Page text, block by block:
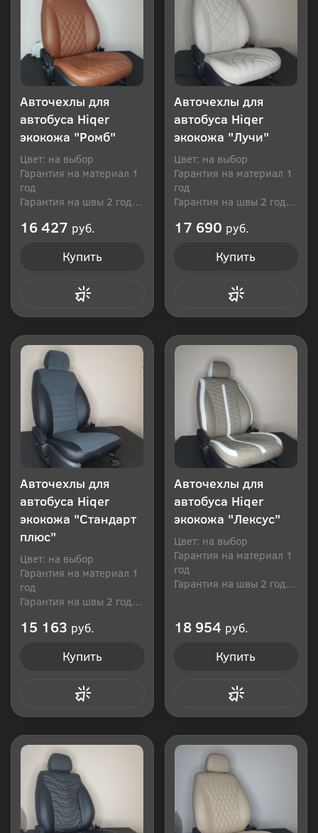
Авточехлы для
автобуса Hiqer
экокожа "Ромб"
Цвет: на выбор
Гарантия на материал 1
год
Гарантия на швы 2 года
16 427 руб.
Купить
Авточехлы для
автобуса Hiqer
экокожа "Лучи"
Цвет: на выбор
Гарантия на материал 1
год
Гарантия на швы 2 года
17 690 руб.
Купить
Авточехлы для
автобуса Hiqer
экокожа "Стандарт
плюс"
Цвет: на выбор
Гарантия на материал 1
год
Гарантия на швы 2 года
15 163 руб.
Купить
Авточехлы для
автобуса Hiqer
экокожа "Лексус"
Цвет: на выбор
Гарантия на материал 1
год
Гарантия на швы 2 года
18 954 руб.
Купить